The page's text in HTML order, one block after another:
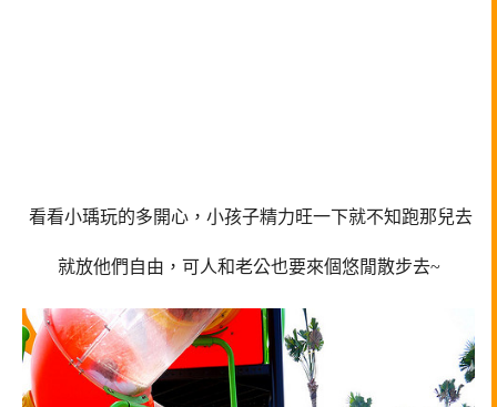
看看小瑀玩的多開心，小孩子精力旺一下就不知跑那兒去
就放他們自由，可人和老公也要來個悠閒散步去~